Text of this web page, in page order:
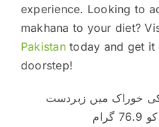
experience. Looking to
makhana to your diet?
Pakistantoday and get it
doorstep!
کی 100 گرام کی خوراک میں زبردست
فوائد ہیں۔ یہ آپ کے جسم کو 76.9 گرام